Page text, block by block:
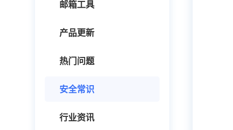
邮箱工具
产品更新
热门问题
安全常识
行业资讯